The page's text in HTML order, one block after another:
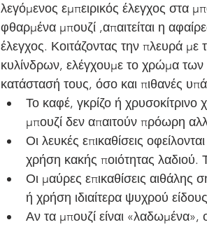
λεγόμενος εμπειρικός έλεγχος στα
φθαρμένα μπουζί ,απαιτείται η
έλεγχος. Κοιτάζοντας την πλευρά
κυλίνδρων, ελέγχουμε το χρώμα των
κατάστασή τους, όσο και πιθανές
Το καφέ, γκρίζο ή
μπουζί δεν απαιτούν πρόωρη
Οι λευκές επικαθίσεις
χρήση κακής ποιότητας λαδιού.
Οι μαύρες επικαθίσεις αιθάλης
ή χρήση ιδιαίτερα ψυχρού
Αν τα μπουζί είναι